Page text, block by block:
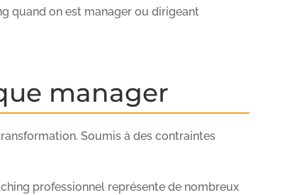
quand on est manager ou dirigeant
manager
Soumis à des contraintes
professionnel représente de nombreux